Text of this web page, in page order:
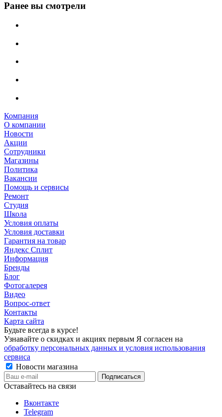
Ранее вы смотрели
Компания
О компании
Новости
Акции
Сотрудники
Магазины
Политика
Вакансии
Помощь и сервисы
Ремонт
Студия
Школа
Условия оплаты
Условия доставки
Гарантия на товар
Яндекс Сплит
Информация
Бренды
Блог
Фотогалерея
Видео
Вопрос-ответ
Контакты
Карта сайта
Будьте всегда в курсе!
Узнавайте о скидках и акциях первым Я согласен на
обработку персональных данных и условия использования
сервиса
Новости магазина
Оставайтесь на связи
Вконтакте
Telegram